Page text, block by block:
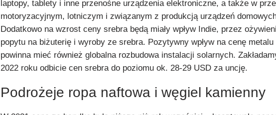
laptopy, tablety i inne przenośne urządzenia elektroniczne, a także w
motoryzacyjnym, lotniczym i związanym z produkcją urządzeń
Dodatkowo na wzrost ceny srebra będą miały wpływ Indie, przez
popytu na biżuterię i wyroby ze srebra. Pozytywny wpływ na cenę metalu
powinna mieć również globalna rozbudowa instalacji solarnych.
2022 roku odbicie cen srebra do poziomu ok. 28-29 USD za uncję.
Podrożeje ropa naftowa i węgiel kamienny